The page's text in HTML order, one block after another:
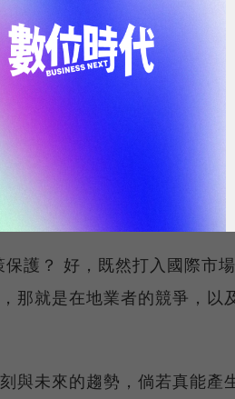
那這麼遠的距離你該怎麼回
「保養維修」這兩大成因，
把東西賣出去就算了。如果
與商業模式，而這件事的困
像。
護？ 好，既然打入國際市
那就是在地業者的競爭，以
與未來的趨勢，倘若真能產